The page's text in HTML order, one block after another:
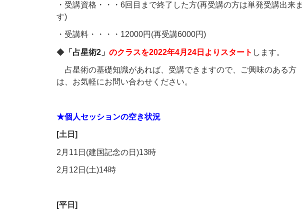
・受講資格・・・6回目まで終了した方(再受講の方は単発受講出来ま
す)
・受講料・・・・12000円(再受講6000円)
◆ 「占星術2」 のクラスを2022年4月24日よりスタート します。
占星術の基礎知識があれば、受講できますので、ご興味のある方
は、お気軽にお問い合わせください。
★個人セッションの空き状況
[土日]
2月11日(建国記念の日)13時
2月12日(土)14時
[平日]